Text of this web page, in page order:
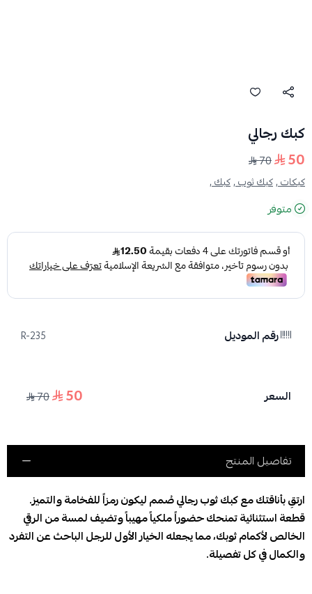
كبك رجالي
50
70
كبكات ,كبك ثوب ,كبك ,
متوفر
رقم الموديل R-235
السعر 50
70
تفاصيل المنتج
ارتقِ بأناقتك مع كبك ثوب رجالي صُمم ليكون رمزاً للفخامة والتميز.
قطعة استثنائية تمنحك حضوراً ملكياً مهيباً وتضيف لمسة من الرقي
الخالص لأكمام ثوبك، مما يجعله الخيار الأول للرجل الباحث عن التفرد
والكمال في كل تفصيلة.